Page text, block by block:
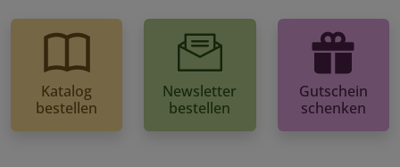
Katalog
bestellen
Newsletter
bestellen
Gutschein
schenken